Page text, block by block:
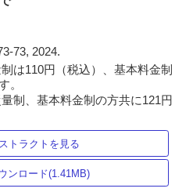
73, 2024.
は110円（税込）、基本料金制
。
制、基本料金制の方共に121円
トラクトを見る
ンロード(1.41MB)